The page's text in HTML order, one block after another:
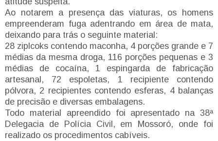
Ao notarem a presença das viaturas, os homens
empreenderam fuga adentrando em área de mata,
deixando para trás o seguinte material:
28 ziplcoks contendo maconha, 4 porções grande e 7
médias da mesma droga, 116 porções pequenas e 3
médias de cocaína, 1 espingarda de fabricação
artesanal, 72 espoletas, 1 recipiente contendo
pólvora, 2 recipientes contendo esferas, 4 balanças
de precisão e diversas embalagens.
Todo material apreendido foi apresentado na 38ª
Delegacia de Polícia Civil, em Mossoró, onde foi
realizado os procedimentos cabíveis.